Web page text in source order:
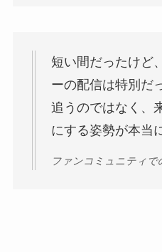
短い間だったけど
ーの配信は特別だ
追うのではなく、
にする姿勢が本当
ファンコミュニティで